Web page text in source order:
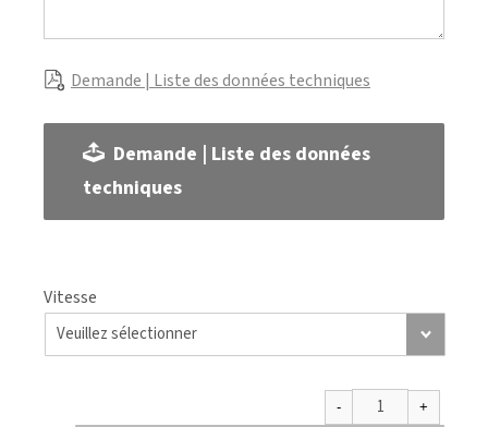
Demande | Liste des données techniques
Demande | Liste des données
techniques
Vitesse